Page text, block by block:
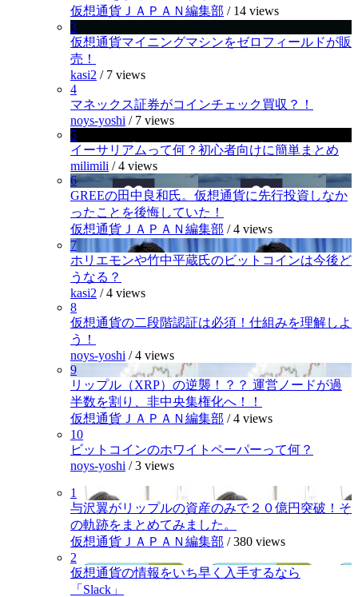
仮想通貨ＪＡＰＡＮ編集部 / 14 views
3
仮想通貨マイニングマシンをゼロフィールドが販
売！
kasi2 / 7 views
4
マネックス証券がコインチェック買収？！
noys-yoshi / 7 views
5
イーサリアムって何？初心者向けに簡単まとめ
milimili /4 views
6
GREEの田中良和氏。仮想通貨に先行投資しなか
ったことを後悔していた！
仮想通貨ＪＡＰＡＮ編集部 /4 views
7
ホリエモンや竹中平蔵氏のビットコインは今後ど
うなる？
kasi2 /4 views
8
仮想通貨の二段階認証は必須！仕組みを理解しよ
う！
noys-yoshi /4 views
9
リップル（XRP）の逆襲！？？ 運営ノードが過
半数を割り、非中央集権化へ！！
仮想通貨ＪＡＰＡＮ編集部 /4 views
10
ビットコインのホワイトペーパーって何？
noys-yoshi /3 views
1
与沢翼がリップルの資産のみで２０億円突破！そ
の軌跡をまとめてみました。
仮想通貨ＪＡＰＡＮ編集部 /380 views
2
仮想通貨の情報をいち早く入手するなら
「Slack」